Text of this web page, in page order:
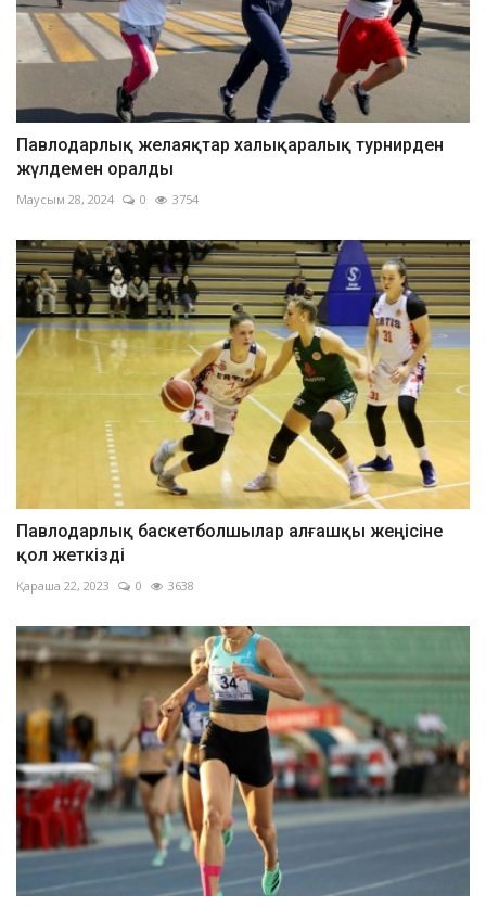
Павлодарлық желаяқтар халықаралық турнирден
жүлдемен оралды
Маусым 28, 2024 0 3754
Павлодарлық баскетболшылар алғашқы жеңісіне
қол жеткізді
Қараша 22, 2023 0 3638